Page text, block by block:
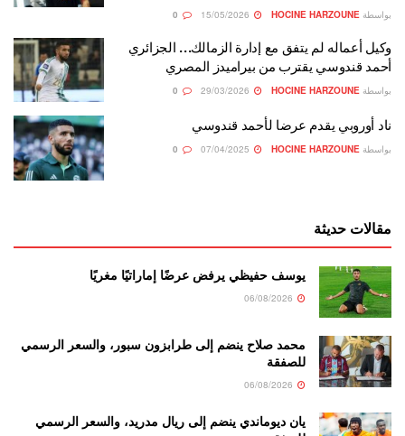
بواسطة HOCINE HARZOUNE
وكيل أعماله لم يتفق مع إدارة الزمالك… الجزائري
أحمد قندوسي يقترب من بيراميدز المصري
بواسطة HOCINE HARZOUNE
ناد أوروبي يقدم عرضا لأحمد قندوسي
بواسطة HOCINE HARZOUNE
مقالات حديثة
يوسف حفيظي يرفض عرضًا إماراتيًا مغريًا
محمد صلاح ينضم إلى طرابزون سبور، والسعر الرسمي
للصفقة
يان ديوماندي ينضم إلى ريال مدريد، والسعر الرسمي